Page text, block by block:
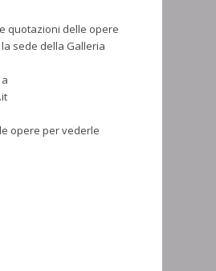
quotazioni delle opere
sede della Galleria
opere per vederle